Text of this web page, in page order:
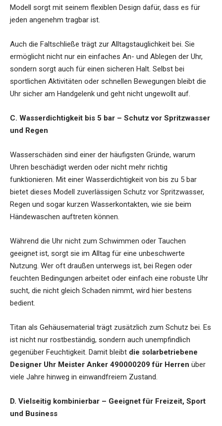
Modell sorgt mit seinem flexiblen Design dafür, dass es für
jeden angenehm tragbar ist.
Auch die Faltschließe trägt zur Alltagstauglichkeit bei. Sie
ermöglicht nicht nur ein einfaches An- und Ablegen der Uhr,
sondern sorgt auch für einen sicheren Halt. Selbst bei
sportlichen Aktivitäten oder schnellen Bewegungen bleibt die
Uhr sicher am Handgelenk und geht nicht ungewollt auf.
C. Wasserdichtigkeit bis 5 bar – Schutz vor Spritzwasser
und Regen
Wasserschäden sind einer der häufigsten Gründe, warum
Uhren beschädigt werden oder nicht mehr richtig
funktionieren. Mit einer Wasserdichtigkeit von bis zu 5 bar
bietet dieses Modell zuverlässigen Schutz vor Spritzwasser,
Regen und sogar kurzen Wasserkontakten, wie sie beim
Händewaschen auftreten können.
Während die Uhr nicht zum Schwimmen oder Tauchen
geeignet ist, sorgt sie im Alltag für eine unbeschwerte
Nutzung. Wer oft draußen unterwegs ist, bei Regen oder
feuchten Bedingungen arbeitet oder einfach eine robuste Uhr
sucht, die nicht gleich Schaden nimmt, wird hier bestens
bedient.
Titan als Gehäusematerial trägt zusätzlich zum Schutz bei. Es
ist nicht nur rostbeständig, sondern auch unempfindlich
gegenüber Feuchtigkeit. Damit bleibt die solarbetriebene
Designer Uhr Meister Anker 490000209 für Herren über
viele Jahre hinweg in einwandfreiem Zustand.
D. Vielseitig kombinierbar – Geeignet für Freizeit, Sport
und Business